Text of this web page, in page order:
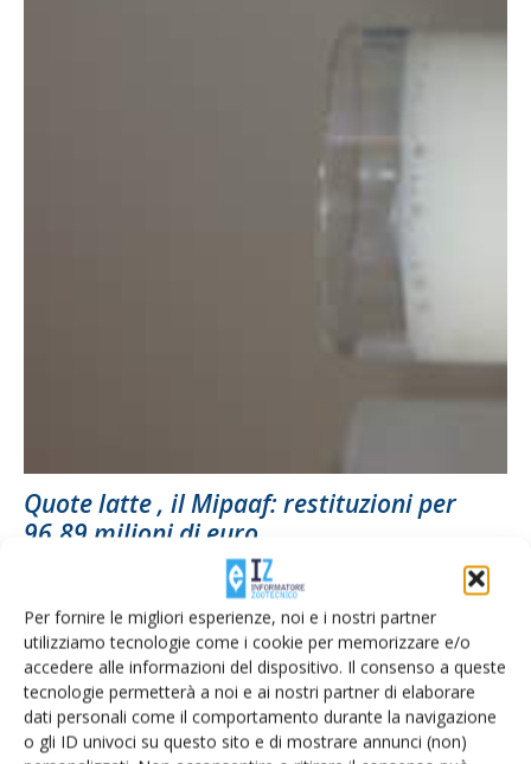
Per fornire le migliori esperienze, noi e i nostri partner
utilizziamo tecnologie come i cookie per memorizzare e/o
accedere alle informazioni del dispositivo. Il consenso a queste
tecnologie permetterà a noi e ai nostri partner di elaborare
dati personali come il comportamento durante la navigazione
o gli ID univoci su questo sito e di mostrare annunci (non)
Quote latte , il Mipaaf: restituzioni per
96,89 milioni di euro...